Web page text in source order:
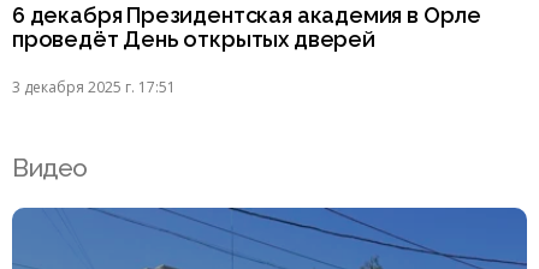
6 декабря Президентская академия в Орле
проведёт День открытых дверей
3 декабря 2025 г. 17:51
Видео